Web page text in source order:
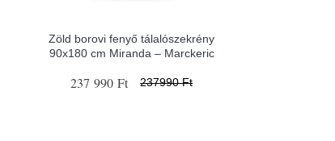
Zöld borovi fenyő tálalószekrény
90x180 cm Miranda – Marckeric
237 990 Ft 237990 Ft